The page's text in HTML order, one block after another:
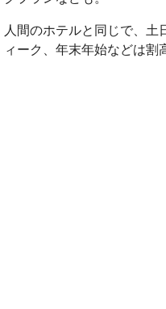
人間のホテルと同じで、土
ィーク、年末年始などは割